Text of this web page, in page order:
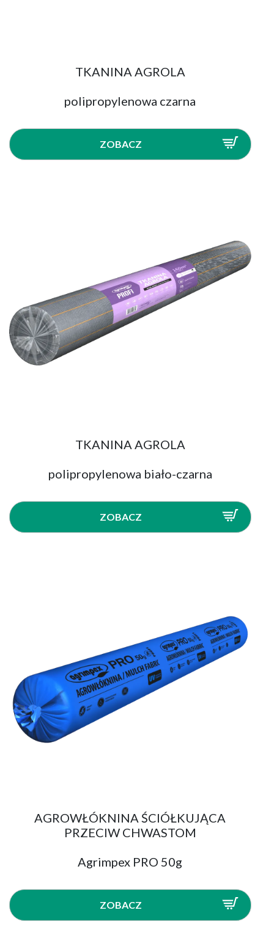
TKANINA AGROLA
polipropylenowa czarna
ZOBACZ
TKANINA AGROLA
polipropylenowa biało-czarna
ZOBACZ
AGROWŁÓKNINA ŚCIÓŁKUJĄCA
PRZECIW CHWASTOM
Agrimpex PRO 50g
ZOBACZ